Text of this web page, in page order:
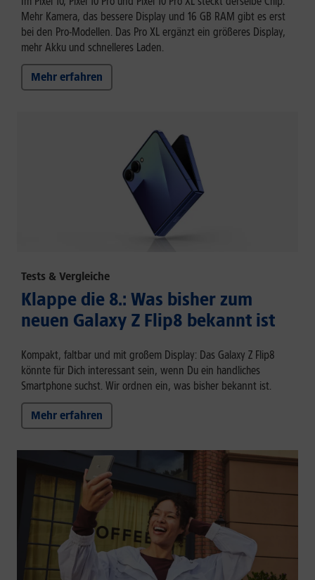
Mehr Kamera, das bessere Display und 16 GB RAM gibt es erst
bei den Pro-Modellen. Das Pro XL ergänzt ein größeres Display,
mehr Akku und schnelleres Laden.
Mehr erfahren
Tests & Vergleiche
Klappe die 8.: Was bisher zum
neuen Galaxy Z Flip8 bekannt ist
Kompakt, faltbar und mit großem Display: Das Galaxy Z Flip8
könnte für Dich interessant sein, wenn Du ein handliches
Smartphone suchst. Wir ordnen ein, was bisher bekannt ist.
Mehr erfahren